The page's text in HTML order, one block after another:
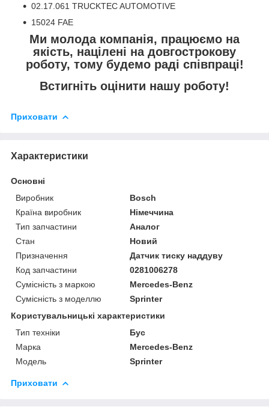
02.17.061 TRUCKTEC AUTOMOTIVE
15024 FAE
Ми молода компанія, працюємо на
якість, націлені на довгострокову
роботу, тому будемо раді співпраці!
Встигніть оцінити нашу роботу!
Приховати
Характеристики
Основні
Виробник
Bosch
Країна виробник
Німеччина
Тип запчастини
Аналог
Стан
Новий
Призначення
Датчик тиску наддуву
Код запчастини
0281006278
Сумісність з маркою
Mercedes-Benz
Сумісність з моделлю
Sprinter
Користувальницькі характеристики
Тип техніки
Бус
Марка
Mercedes-Benz
Модель
Sprinter
Приховати